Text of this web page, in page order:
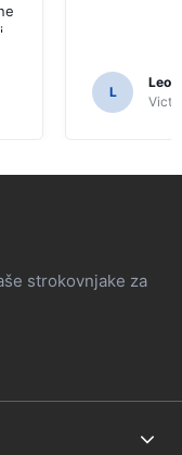
L
strokovnjake za